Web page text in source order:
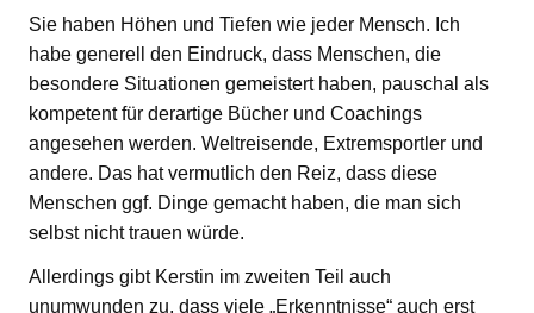
Sie haben Höhen und Tiefen wie jeder Mensch. Ich
habe generell den Eindruck, dass Menschen, die
besondere Situationen gemeistert haben, pauschal als
kompetent für derartige Bücher und Coachings
angesehen werden. Weltreisende, Extremsportler und
andere. Das hat vermutlich den Reiz, dass diese
Menschen ggf. Dinge gemacht haben, die man sich
selbst nicht trauen würde.
Allerdings gibt Kerstin im zweiten Teil auch
unumwunden zu, dass viele „Erkenntnisse“ auch erst